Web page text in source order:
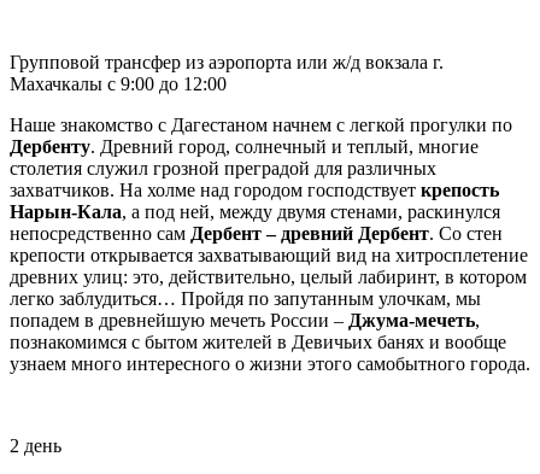
Групповой трансфер из аэропорта или ж/д вокзала г.
Махачкалы с 9:00 до 12:00
Наше знакомство с Дагестаном начнем с легкой прогулки по
Дербенту. Древний город, солнечный и теплый, многие
столетия служил грозной преградой для различных
захватчиков. На холме над городом господствует крепость
Нарын-Кала, а под ней, между двумя стенами, раскинулся
непосредственно сам Дербент – древний Дербент. Со стен
крепости открывается захватывающий вид на хитросплетение
древних улиц: это, действительно, целый лабиринт, в котором
легко заблудиться… Пройдя по запутанным улочкам, мы
попадем в древнейшую мечеть России – Джума-мечеть,
познакомимся с бытом жителей в Девичьих банях и вообще
узнаем много интересного о жизни этого самобытного города.
2 день